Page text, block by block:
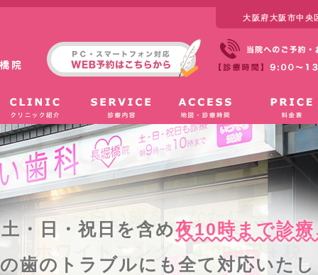
大阪府大阪市中
土・日・祝日を含め夜10時まで診療
歯のトラブルにも全て対応いた
～白い歯をあなたに ～
ホワイトニング
4,999円
＋税